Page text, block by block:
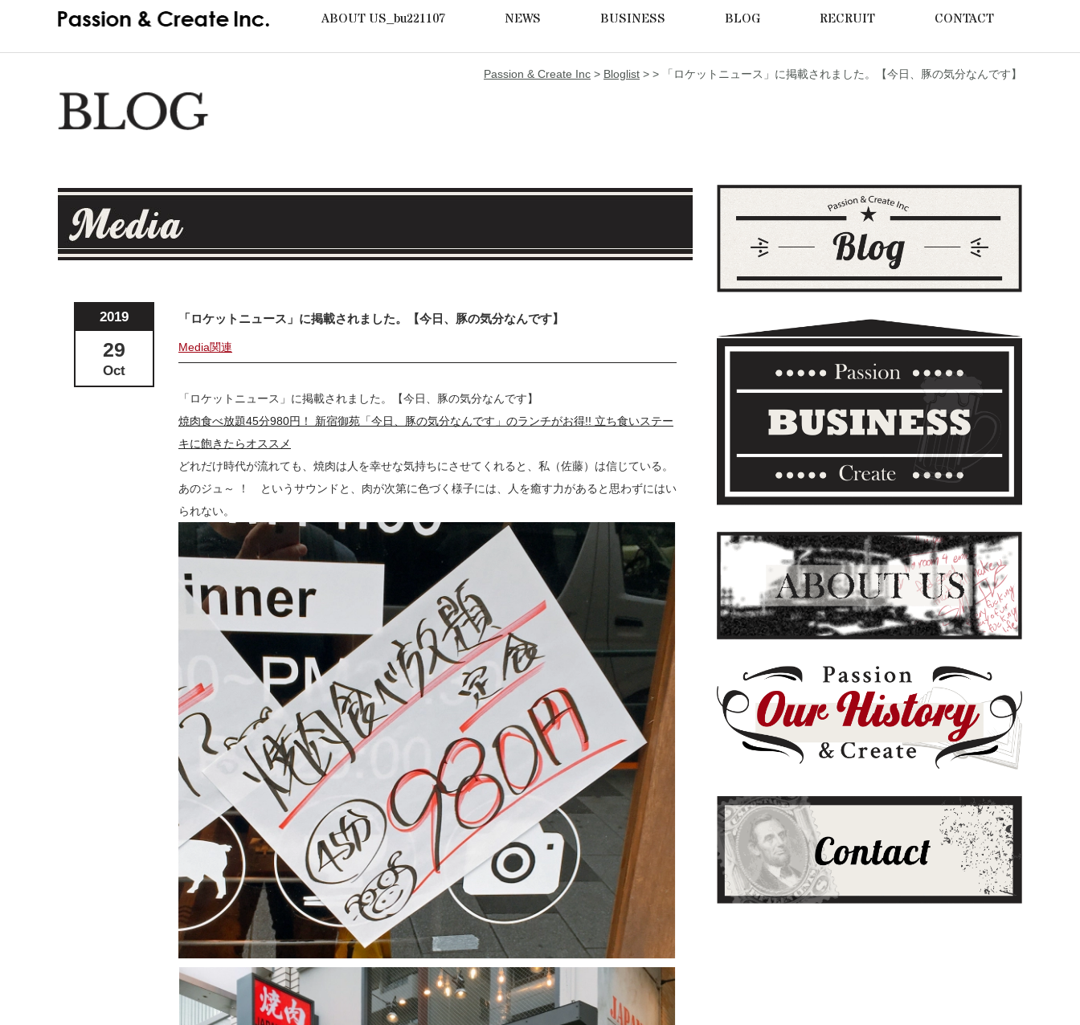
ABOUT US_bu221107 NEWS BUSINESS BLOG RECRUIT CONTACT
Passion & Create Inc > Bloglist > > 「ロケットニュース」に掲載されました。【今日、豚の気分なんです】
2019
29
Oct
「ロケットニュース」に掲載されました。【今日、豚の気分なんです】
Media関連
「ロケットニュース」に掲載されました。【今日、豚の気分なんです】
焼肉食べ放題45分980円！ 新宿御苑「今日、豚の気分なんです」のランチがお得!! 立ち食いステー
キに飽きたらオススメ
どれだけ時代が流れても、焼肉は人を幸せな気持ちにさせてくれると、私（佐藤）は信じている。
あのジュ～ ！ というサウンドと、肉が次第に色づく様子には、人を癒す力があると思わずにはい
られない。